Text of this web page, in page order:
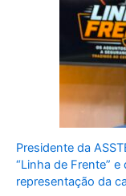
Presidente da
“Linha de Frente”
representação da